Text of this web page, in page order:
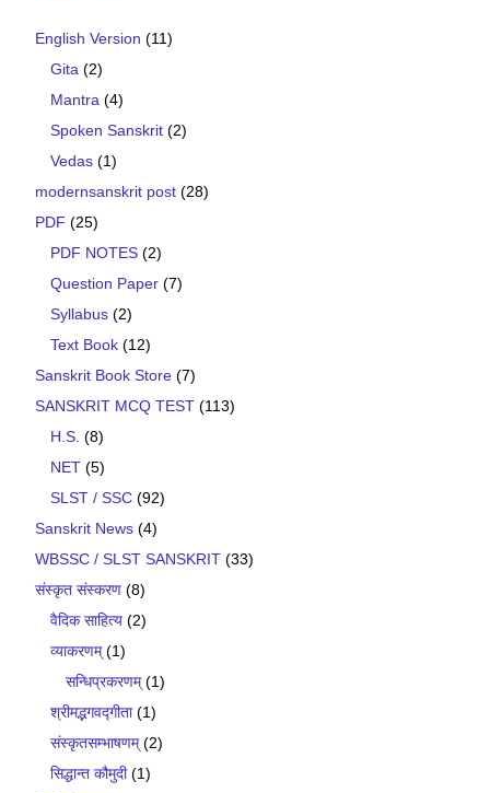
English Version (11)
Gita (2)
Mantra (4)
Spoken Sanskrit (2)
Vedas (1)
modernsanskrit post (28)
PDF (25)
PDF NOTES (2)
Question Paper (7)
Syllabus (2)
Text Book (12)
Sanskrit Book Store (7)
SANSKRIT MCQ TEST (113)
H.S. (8)
NET (5)
SLST / SSC (92)
Sanskrit News (4)
WBSSC / SLST SANSKRIT (33)
संस्कृत संस्करण (8)
वैदिक साहित्य (2)
व्याकरणम्(1)
सन्धिप्रकरणम्(1)
श्रीमद्भगवद्गीता(1)
संस्कृतसम्भाषणम्(2)
सिद्धान्त कौमुदी(1)